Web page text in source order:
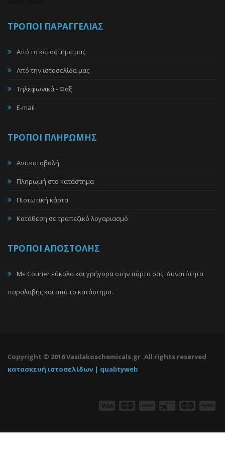
ΤΡΟΠΟΙ ΠΑΡΑΓΓΕΛΙΑΣ
Από το κατάστημα μας
Από την ιστοσελίδα μας
Tηλεφωνικά - Φαξ
E-mail
ΤΡΟΠΟΙ ΠΛΗΡΩΜΗΣ
Αντικαταβολή
Πληρωμή στο κατάστημα
Πιστωτική κάρτα
Κατάθεση σε τραπεζικό λογαριασμό
ΤΡΟΠΟΙ ΑΠΟΣΤΟΛΗΣ
Με Courier εύκολα και γρήγορα στην πόρτα σας. Δυνατότητα
παραλαβής και από το κατάστημα.
Copyright © 2016 Vasilakoschemicals.gr .All rights reserved
κατασκευή ιστοσελίδων | qualityweb